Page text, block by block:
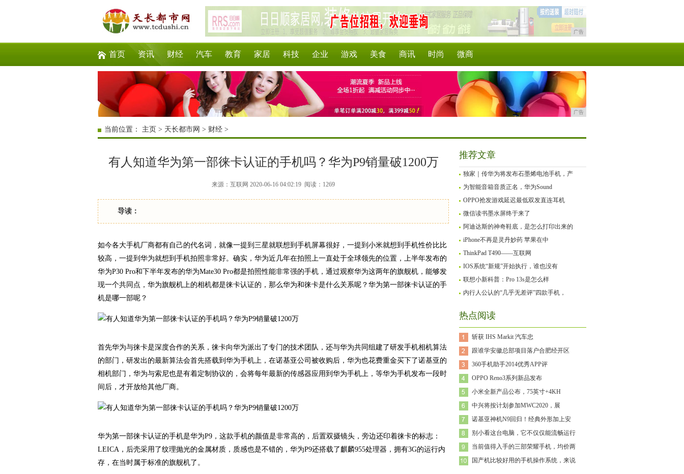
广告
首页 资讯 财经 汽车 教育 家居 科技 企业 游戏 美食 商讯 时尚 微商
广告
当前位置： 主页 > 天长都市网 > 财经 >
有人知道华为第一部徕卡认证的手机吗？华为P9销量破1200万
来源：互联网 2020-06-16 04:02:19 阅读：1269
导读：
如今各大手机厂商都有自己的代名词，就像一提到三星就联想到手机屏幕很好，一提到小米就想到手机性价比比
较高，一提到华为就想到手机拍照非常好。确实，华为近几年在拍照上一直处于全球领先的位置，上半年发布的
华为P30 Pro和下半年发布的华为Mate30 Pro都是拍照性能非常强的手机，通过观察华为这两年的旗舰机，能够发
现一个共同点，华为旗舰机上的相机都是徕卡认证的，那么华为和徕卡是什么关系呢？华为第一部徕卡认证的手
机是哪一部呢？
首先华为与徕卡是深度合作的关系，徕卡向华为派出了专门的技术团队，还与华为共同组建了研发手机相机算法
的部门，研发出的最新算法会首先搭载到华为手机上，在诺基亚公司被收购后，华为也花费重金买下了诺基亚的
相机部门，华为与索尼也是有着定制协议的，会将每年最新的传感器应用到华为手机上，等华为手机发布一段时
间后，才开放给其他厂商。
华为第一部徕卡认证的手机是华为P9，这款手机的颜值是非常高的，后置双摄镜头，旁边还印着徕卡的标志：
LEICA，后壳采用了纹理抛光的金属材质，质感也是不错的，华为P9还搭载了麒麟955处理器，拥有3G的运行内
存，在当时属于标准的旗舰机了。
推荐文章
独家｜传华为将发布石墨烯电池手机，产
为智能音箱音质正名，华为Sound
OPPO抢发游戏延迟最低双发直连耳机
微信读书墨水屏终于来了
阿迪达斯的神奇鞋底，是怎么打印出来的
iPhone不再是灵丹妙药 苹果在中
ThinkPad T490——互联网
IOS系统“新规”开始执行，谁也没有
联想小新科普：Pro 13s是怎么样
内行人公认的“几乎无差评”四款手机，
热点阅读
斩获 IHS Markit 汽车忠
跟谁学安徽总部项目落户合肥经开区
360手机助手2014优秀APP评
OPPO Reno3系列新品发布
小米全新产品公布，75英寸+4KH
中兴将按计划参加MWC2020，展
诺基亚神机N9回归！经典外形加上安
别小看这台电脑，它不仅仅能流畅运行
当前值得入手的三部荣耀手机，均价两
国产机比较好用的手机操作系统，来说